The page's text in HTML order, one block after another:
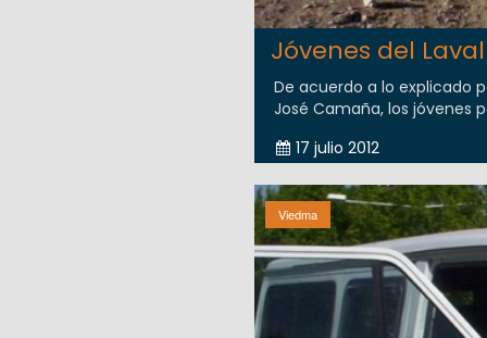
Jóvenes del
De acuerdo a lo explicado
José Camaña, los jóvenes
17 julio 2012
Viedma